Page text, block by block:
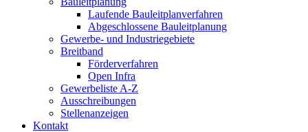
Laufende Bauleitplanverfahren
Abgeschlossene Bauleitplanung
Gewerbe- und Industriegebiete
Breitband
Förderverfahren
Open Infra
Gewerbeliste A-Z
Ausschreibungen
Stellenanzeigen
Kontakt